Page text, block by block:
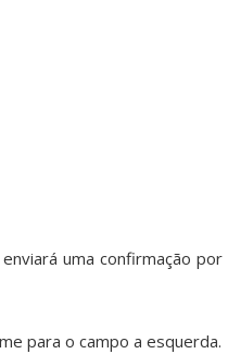
uma confirmação por
para o campo a esquerda.